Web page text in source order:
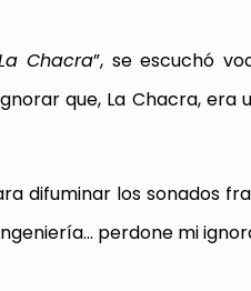
Chacra”, se escuchó
que, La Chacra, era
difuminar los sonados
perdone mi